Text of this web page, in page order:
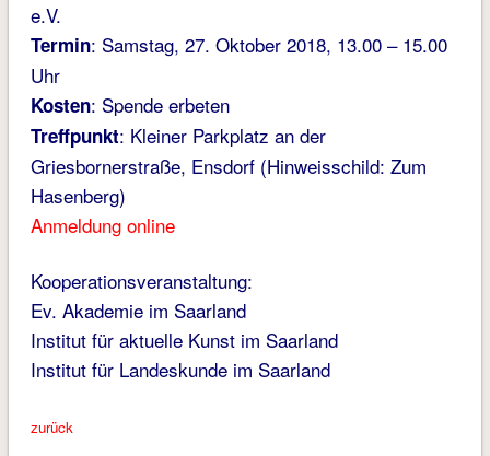
e.V.
Termin: Samstag, 27. Oktober 2018, 13.00 – 15.00
Uhr
Kosten: Spende erbeten
Treffpunkt: Kleiner Parkplatz an der
Griesbornerstraße, Ensdorf (Hinweisschild: Zum
Hasenberg)
Anmeldung online
Kooperationsveranstaltung:
Ev. Akademie im Saarland
Institut für aktuelle Kunst im Saarland
Institut für Landeskunde im Saarland
zurück